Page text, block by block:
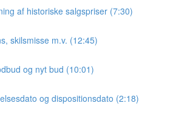
af historiske salgspriser (7:30)
skilsmisse m.v. (12:45)
og nyt bud (10:01)
og dispositionsdato (2:18)